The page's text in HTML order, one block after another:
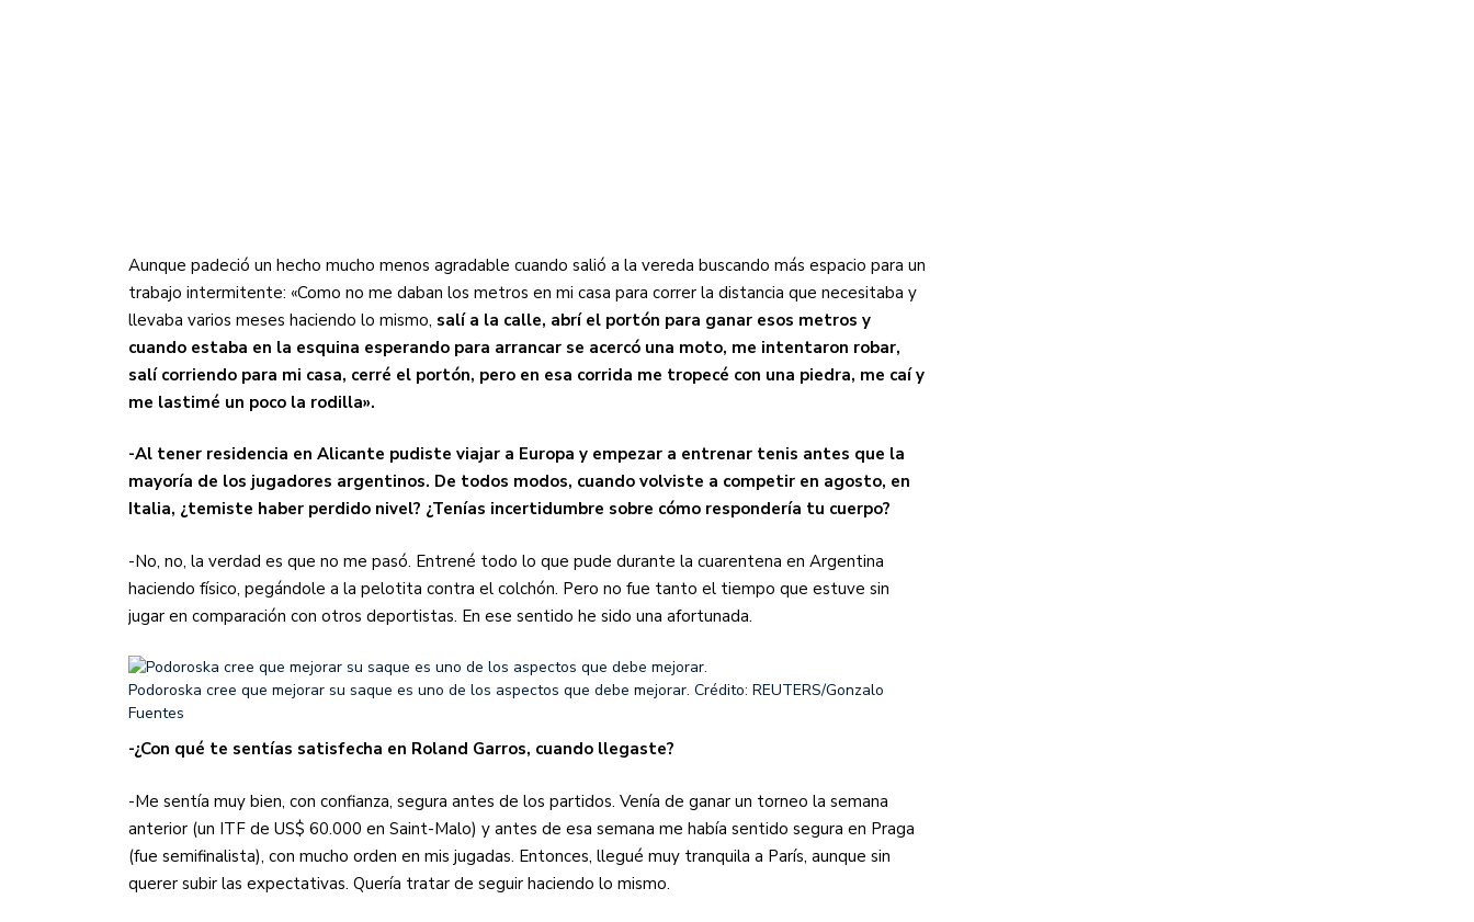
Aunque padeció un hecho mucho menos agradable cuando salió a la vereda buscando más espacio para un
trabajo intermitente: «Como no me daban los metros en mi casa para correr la distancia que necesitaba y
llevaba varios meses haciendo lo mismo, salí a la calle, abrí el portón para ganar esos metros y
cuando estaba en la esquina esperando para arrancar se acercó una moto, me intentaron robar,
salí corriendo para mi casa, cerré el portón, pero en esa corrida me tropecé con una piedra, me caí y
me lastimé un poco la rodilla».
-Al tener residencia en Alicante pudiste viajar a Europa y empezar a entrenar tenis antes que la
mayoría de los jugadores argentinos. De todos modos, cuando volviste a competir en agosto, en
Italia, ¿temiste haber perdido nivel? ¿Tenías incertidumbre sobre cómo respondería tu cuerpo?
-No, no, la verdad es que no me pasó. Entrené todo lo que pude durante la cuarentena en Argentina
haciendo físico, pegándole a la pelotita contra el colchón. Pero no fue tanto el tiempo que estuve sin
jugar en comparación con otros deportistas. En ese sentido he sido una afortunada.
Podoroska cree que mejorar su saque es uno de los aspectos que debe mejorar. Crédito: REUTERS/Gonzalo
Fuentes
-¿Con qué te sentías satisfecha en Roland Garros, cuando llegaste?
-Me sentía muy bien, con confianza, segura antes de los partidos. Venía de ganar un torneo la semana
anterior (un ITF de US$ 60.000 en Saint-Malo) y antes de esa semana me había sentido segura en Praga
(fue semifinalista), con mucho orden en mis jugadas. Entonces, llegué muy tranquila a París, aunque sin
querer subir las expectativas. Quería tratar de seguir haciendo lo mismo.